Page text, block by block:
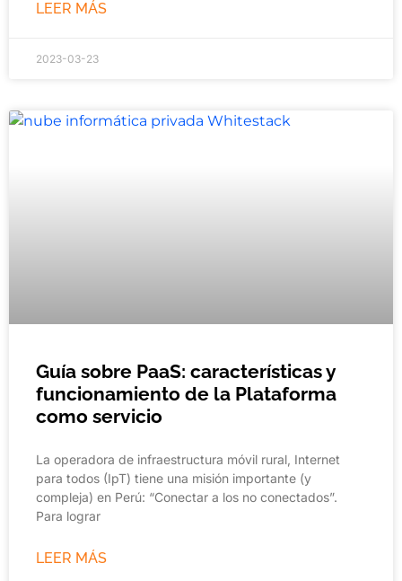
LEER MÁS
2023-03-23
Guía sobre PaaS: características y
funcionamiento de la Plataforma
como servicio
La operadora de infraestructura móvil rural, Internet
para todos (IpT) tiene una misión importante (y
compleja) en Perú: “Conectar a los no conectados”.
Para lograr
LEER MÁS